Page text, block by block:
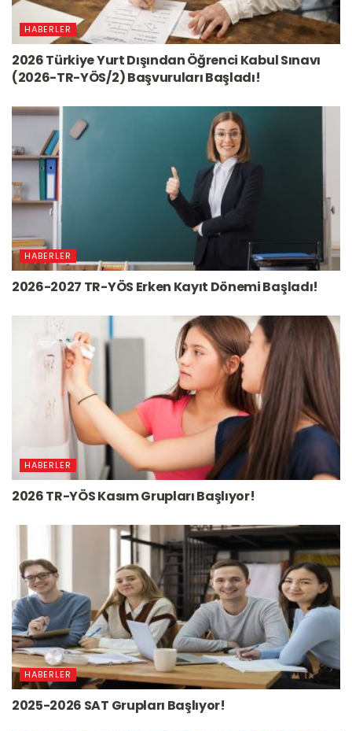
HABERLER
2026 Türkiye Yurt Dışından Öğrenci Kabul Sınavı
(2026-TR-YÖS/2) Başvuruları Başladı!
HABERLER
2026-2027 TR-YÖS Erken Kayıt Dönemi Başladı!
HABERLER
2026 TR-YÖS Kasım Grupları Başlıyor!
HABERLER
2025-2026 SAT Grupları Başlıyor!